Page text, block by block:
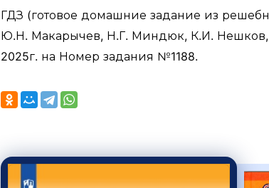
ГДЗ (готовое домашние задание из
Ю.Н. Макарычев, Н.Г. Миндюк, К.И. Нешков,
2025г. на Номер задания №1188.